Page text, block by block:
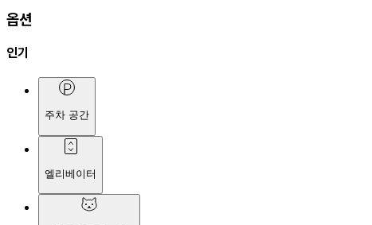
옵션
인기
주차 공간
엘리베이터